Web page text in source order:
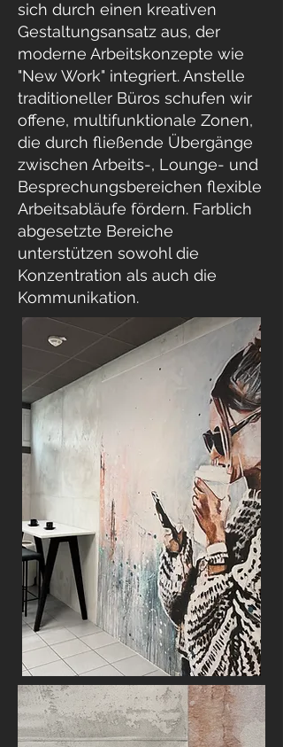
sich durch einen kreativen
Gestaltungsansatz aus, der
moderne Arbeitskonzepte wie
"New Work" integriert. Anstelle
traditioneller Büros schufen wir
offene, multifunktionale Zonen,
die durch fließende Übergänge
zwischen Arbeits-, Lounge- und
Besprechungsbereichen flexible
Arbeitsabläufe fördern. Farblich
abgesetzte Bereiche
unterstützen sowohl die
Konzentration als auch die
Kommunikation.